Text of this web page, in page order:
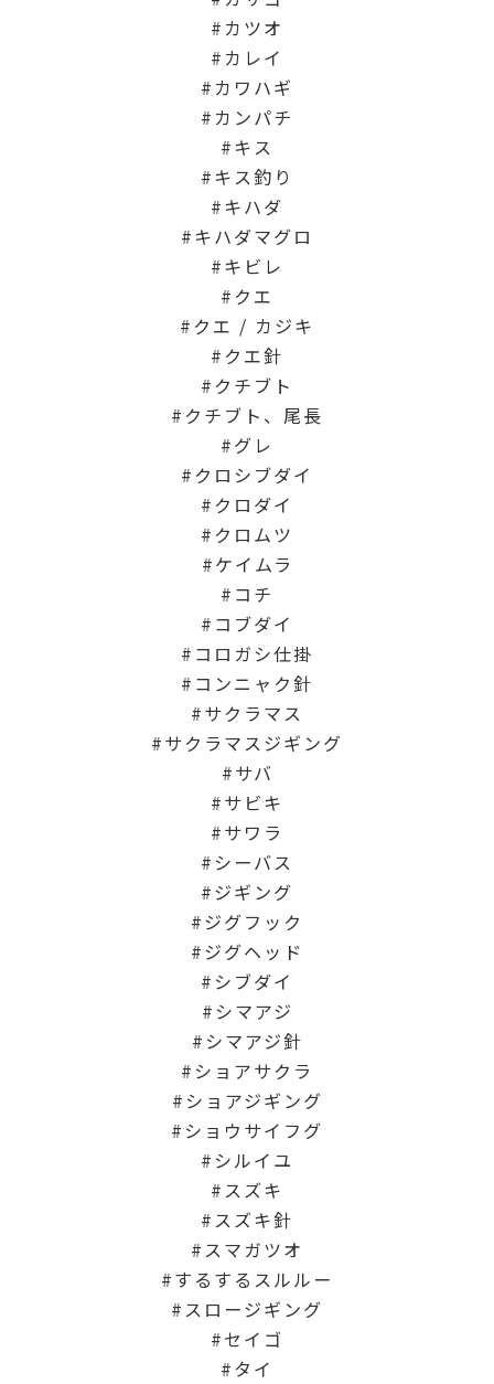
カツオ
カレイ
カワハギ
カンパチ
キス
キス釣り
キハダ
キハダマグロ
キビレ
クエ
クエ / カジキ
クエ針
クチブト
クチブト、尾長
グレ
クロシブダイ
クロダイ
クロムツ
ケイムラ
コチ
コブダイ
コロガシ仕掛
コンニャク針
サクラマス
サクラマスジギング
サバ
サビキ
サワラ
シーバス
ジギング
ジグフック
ジグヘッド
シブダイ
シマアジ
シマアジ針
ショアサクラ
ショアジギング
ショウサイフグ
シルイユ
スズキ
スズキ針
スマガツオ
するするスルルー
スロージギング
セイゴ
タイ